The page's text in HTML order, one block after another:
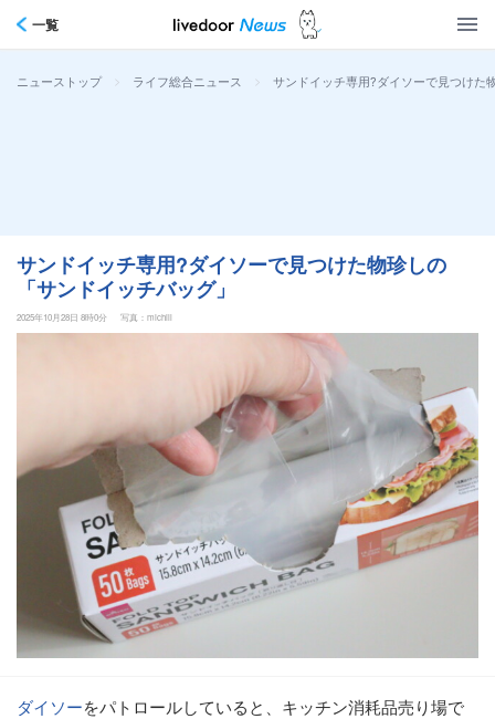
一覧
ニューストップ > ライフ総合ニュース > サンドイッチ専用?ダイソーで見つけた
サンドイッチ専用?ダイソーで見つけた物珍しの
「サンドイッチバッグ」
2025年10月28日 8時0分 写真：michill
ダイソーをパトロールしていると、キッチン消耗品売り場で